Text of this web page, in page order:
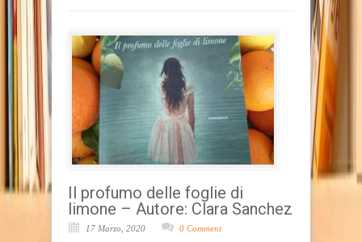
Il profumo delle foglie di
limone – Autore: Clara Sanchez
17 Marzo, 2020 0 Comment